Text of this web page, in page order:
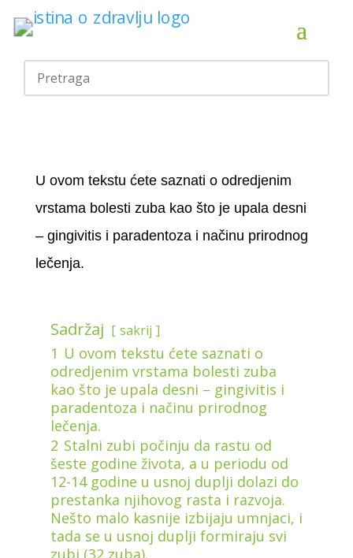
U ovom tekstu ćete saznati o odredjenim
vrstama bolesti zuba kao što je upala desni
– gingivitis i paradentoza i načinu prirodnog
lečenja.
Sadržaj sakrij
1 U ovom tekstu ćete saznati o
odredjenim vrstama bolesti zuba
kao što je upala desni – gingivitis i
paradentoza i načinu prirodnog
lečenja.
2 Stalni zubi počinju da rastu od
šeste godine života, a u periodu od
12-14 godine u usnoj duplji dolazi do
prestanka njihovog rasta i razvoja.
Nešto malo kasnije izbijaju umnjaci, i
tada se u usnoj duplji formiraju svi
zubi (32 zuba).